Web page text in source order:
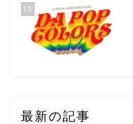
15
最新の記事